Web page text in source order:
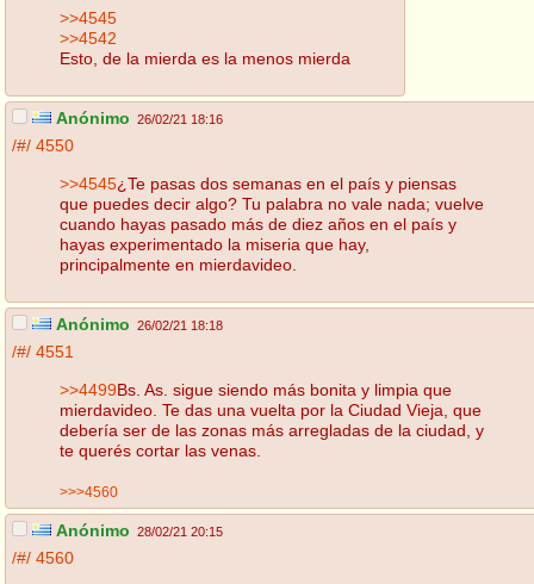
>>4545
>>4542
Esto, de la mierda es la menos mierda
Anónimo 26/02/21 18:16
/#/ 4550
>>4545¿Te pasas dos semanas en el país y piensas
que puedes decir algo? Tu palabra no vale nada; vuelve
cuando hayas pasado más de diez años en el país y
hayas experimentado la miseria que hay,
principalmente en mierdavideo.
Anónimo 26/02/21 18:18
/#/ 4551
>>4499Bs. As. sigue siendo más bonita y limpia que
mierdavideo. Te das una vuelta por la Ciudad Vieja, que
debería ser de las zonas más arregladas de la ciudad, y
te querés cortar las venas.
>>>4560
Anónimo 28/02/21 20:15
/#/ 4560